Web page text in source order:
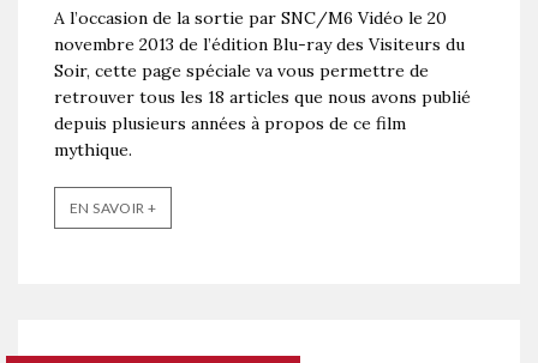
A l’occasion de la sortie par SNC/M6 Vidéo le 20
novembre 2013 de l’édition Blu-ray des Visiteurs du
Soir, cette page spéciale va vous permettre de
retrouver tous les 18 articles que nous avons publié
depuis plusieurs années à propos de ce film
mythique.
EN SAVOIR +